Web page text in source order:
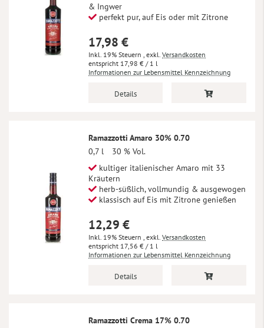
& Ingwer
perfekt pur, auf Eis oder mit Zitrone
17,98 €
Inkl. 19% Steuern , exkl. Versandkosten
17,98 € / 1 l
Informationen zur Lebensmittel Kennzeichnung
Details
Ramazzotti Amaro 30% 0.70
0,7 l
30 % Vol.
kultiger italienischer Amaro mit 33
Kräutern
herb-süßlich, vollmundig & ausgewogen
klassisch auf Eis mit Zitrone genießen
12,29 €
Inkl. 19% Steuern , exkl. Versandkosten
17,56 € / 1 l
Informationen zur Lebensmittel Kennzeichnung
Details
Ramazzotti Crema 17% 0.70